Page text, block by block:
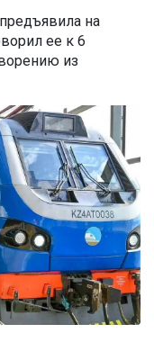
на
ее к 6
из